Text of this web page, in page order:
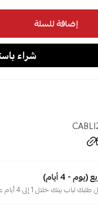
إضافة للسلة
- 4 أيام)
بيتك خلال 1 إلى 4 أيام عمل